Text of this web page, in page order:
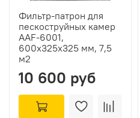
Фильтр-патрон для
пескоструйных камер
AAF-6001,
600х325х325 мм, 7,5
м2
10 600 руб